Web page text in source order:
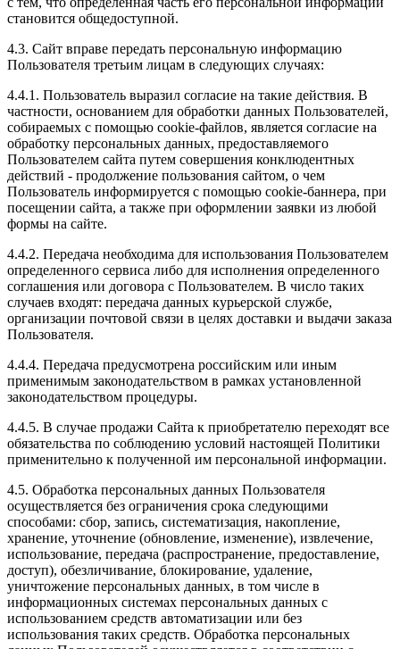
становится общедоступной.
4.3. Сайт вправе передать персональную информацию
Пользователя третьим лицам в следующих случаях:
4.4.1. Пользователь выразил согласие на такие действия. В
частности, основанием для обработки данных Пользователей,
собираемых с помощью cookie-файлов, является согласие на
обработку персональных данных, предоставляемого
Пользователем сайта путем совершения конклюдентных
действий - продолжение пользования сайтом, о чем
Пользователь информируется с помощью cookie-баннера, при
посещении сайта, а также при оформлении заявки из любой
формы на сайте.
4.4.2. Передача необходима для использования Пользователем
определенного сервиса либо для исполнения определенного
соглашения или договора с Пользователем. В число таких
случаев входят: передача данных курьерской службе,
организации почтовой связи в целях доставки и выдачи заказа
Пользователя.
4.4.4. Передача предусмотрена российским или иным
применимым законодательством в рамках установленной
законодательством процедуры.
4.4.5. В случае продажи Сайта к приобретателю переходят все
обязательства по соблюдению условий настоящей Политики
применительно к полученной им персональной информации.
4.5. Обработка персональных данных Пользователя
осуществляется без ограничения срока следующими
способами: сбор, запись, систематизация, накопление,
хранение, уточнение (обновление, изменение), извлечение,
использование, передача (распространение, предоставление,
доступ), обезличивание, блокирование, удаление,
уничтожение персональных данных, в том числе в
информационных системах персональных данных с
использованием средств автоматизации или без
использования таких средств. Обработка персональных